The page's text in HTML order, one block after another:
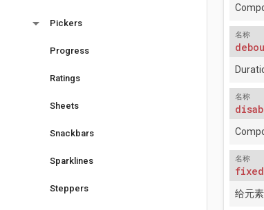
arrow_drop_down Pickers
Progress
Ratings
Sheets
Snackbars
Sparklines
Steppers
名称
名称
名称
fixed
给元